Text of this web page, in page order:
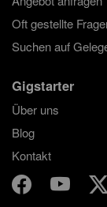
Oft gestellte
Suchen auf
Gigstarter
Über uns
Blog
Kontakt